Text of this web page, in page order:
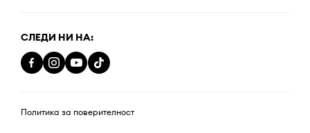
СЛЕДИ НИ НА:
Политика за поверителност